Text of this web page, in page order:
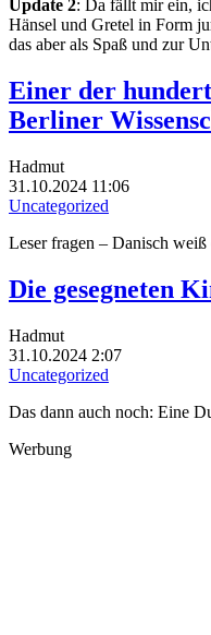
Update 2: Da fällt mir ein,
Hänsel und Gretel in Form
das aber als Spaß und zur
Einer der
Berliner
Hadmut
31.10.2024 11:06
Uncategorized
Leser fragen – Danisch weiß
Die gesegneten
Hadmut
31.10.2024 2:07
Uncategorized
Das dann auch noch: Eine
Werbung